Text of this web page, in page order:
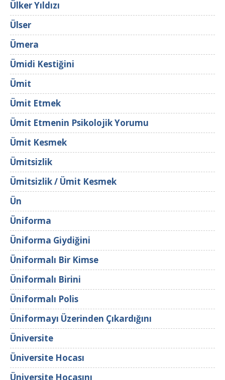
Ülker Yıldızı
Ülser
Ümera
Ümidi Kestiğini
Ümit
Ümit Etmek
Ümit Etmenin Psikolojik Yorumu
Ümit Kesmek
Ümitsizlik
Ümitsizlik / Ümit Kesmek
Ün
Üniforma
Üniforma Giydiğini
Üniformalı Bir Kimse
Üniformalı Birini
Üniformalı Polis
Üniformayı Üzerinden Çıkardığını
Üniversite
Üniversite Hocası
Üniversite Hocasını